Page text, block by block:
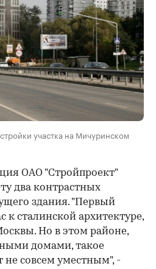
участка на Мичуринском
ОАО "Стройпроект"
два контрастных
здания. "Первый
к сталинской архитектуре,
Но в этом районе,
домами, такое
совсем уместным", -